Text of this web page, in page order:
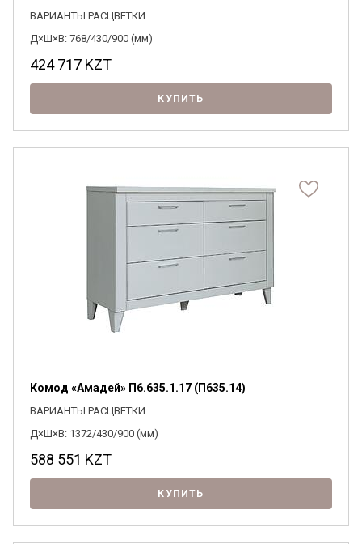
ВАРИАНТЫ РАСЦВЕТКИ
Д×Ш×В: 768/430/900 (мм)
424 717 KZT
КУПИТЬ
Комод «Амадей» П6.635.1.17 (П635.14)
ВАРИАНТЫ РАСЦВЕТКИ
Д×Ш×В: 1372/430/900 (мм)
588 551 KZT
КУПИТЬ